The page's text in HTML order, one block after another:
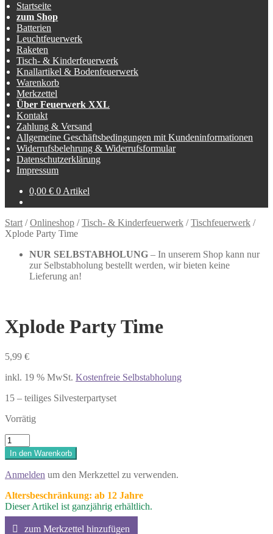
Startseite
zum Shop
Batterien
Leuchtfeuerwerk
Raketen
Tisch- & Kinderfeuerwerk
Knallartikel & Bodenfeuerwerk
Warenkorb
Merkzettel
Über Feuerwerk XXL
Kontakt
Zahlung & Versand
Allgemeine Geschäftsbedingungen mit Kundeninformationen
Widerrufsbelehrung & Widerrufsformular
Datenschutzerklärung
Impressum
0,00 € 0 Artikel
Start /Onlineshop /Tisch- & Kinderfeuerwerk /Tischfeuerwerk /
Xplode Party Time
NUR SELBSTABHOLUNG – In unserem Shop kann nur
zur Selbstabholung bestellt werden, wir bieten keine
Lieferung an!
Xplode Party Time
5,99 €
inkl. 19 % MwSt. Kostenfreie Selbstabholung
15 – teiliges Silvesterpartyset
Vorrätig
Xplode
Party
Time
Menge
In den Warenkorb
Anmelden um den Merkzettel zu verwenden.
Altersbeschränkung: ab 12 Jahre
Dieser Artikel ist ganzjährig erhältlich.